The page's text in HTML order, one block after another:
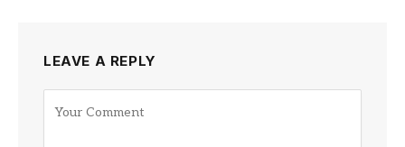
LEAVE A REPLY